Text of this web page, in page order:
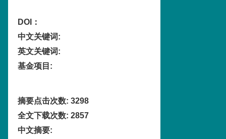
DOI：
中文关键词:
英文关键词:
基金项目 :
摘要点击次数: 3298
全文下载次数: 2857
中文摘要: